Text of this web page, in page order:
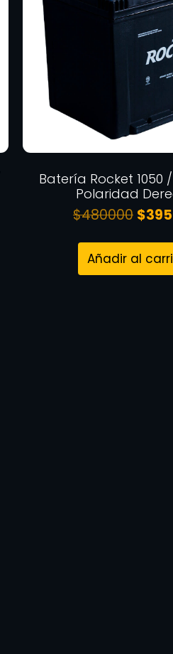
Batería Rocket 1050
Polaridad
$480000 $
Añadir al